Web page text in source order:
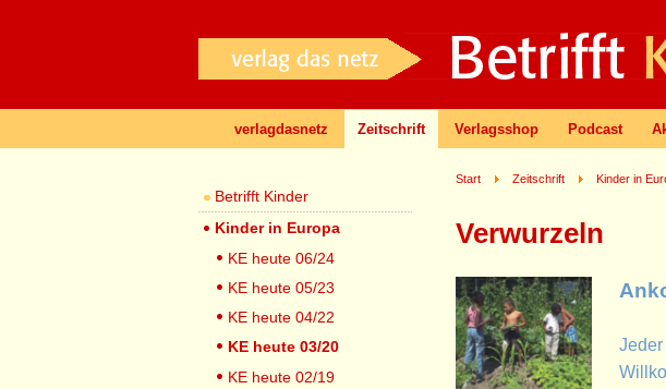
verlagdasnetz Zeitschrift Verlagsshop Podcast
Start Zeitschrift Kinder in
Verwurzeln
Jeder
Betrifft Kinder
Kinder in Europa
KE heute 06/24
KE heute 05/23
KE heute 04/22
KE heute 03/20
KE heute 02/19